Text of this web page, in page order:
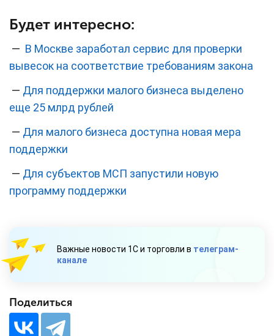
Будет интересно:
— В Москве заработал сервис для проверки
вывесок на соответствие требованиям закона
— Для поддержки малого бизнеса выделено
еще 25 млрд рублей
— Для малого бизнеса доступна новая мера
поддержки
— Для субъектов МСП запустили новую
программу поддержки
Важные новости 1С и торговли в телеграм-
канале
Поделиться